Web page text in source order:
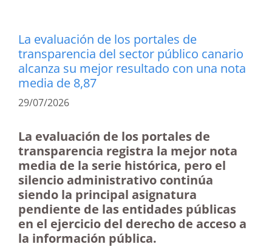
La evaluación de los portales de
transparencia del sector público canario
alcanza su mejor resultado con una nota
media de 8,87
29/07/2026
La evaluación de los portales de
transparencia registra la mejor nota
media de la serie histórica, pero el
silencio administrativo continúa
siendo la principal asignatura
pendiente de las entidades públicas
en el ejercicio del derecho de acceso a
la información pública.